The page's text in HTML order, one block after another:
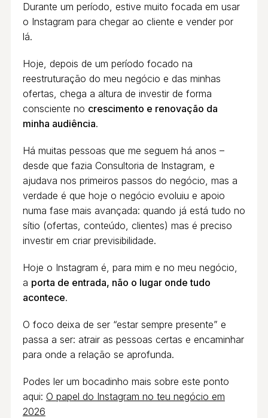
Durante um período, estive muito focada em usar
o Instagram para chegar ao cliente e vender por
lá.
Hoje, depois de um período focado na
reestruturação do meu negócio e das minhas
ofertas, chega a altura de investir de forma
consciente no crescimento e renovação da
minha audiência.
Há muitas pessoas que me seguem há anos –
desde que fazia Consultoria de Instagram, e
ajudava nos primeiros passos do negócio, mas a
verdade é que hoje o negócio evoluiu e apoio
numa fase mais avançada: quando já está tudo no
sítio (ofertas, conteúdo, clientes) mas é preciso
investir em criar previsibilidade.
Hoje o Instagram é, para mim e no meu negócio,
a porta de entrada, não o lugar onde tudo
acontece.
O foco deixa de ser “estar sempre presente” e
passa a ser: atrair as pessoas certas e encaminhar
para onde a relação se aprofunda.
Podes ler um bocadinho mais sobre este ponto
aqui: O papel do Instagram no teu negócio em
2026